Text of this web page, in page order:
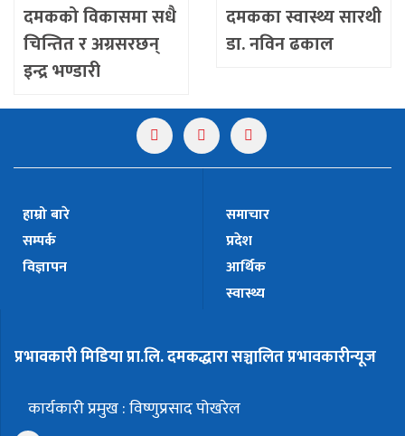
दमकको विकासमा सधै
चिन्तित र अग्रसरछन्
इन्द्र भण्डारी
दमकका स्वास्थ्य सारथी
डा. नविन ढकाल
हाम्रो बारे
सम्पर्क
विज्ञापन
समाचार
प्रदेश
आर्थिक
स्वास्थ्य
प्रभावकारी मिडिया प्रा.लि. दमकद्धारा सञ्चालित प्रभावकारीन्यूज
कार्यकारी प्रमुख : विष्णुप्रसाद पोखरेल